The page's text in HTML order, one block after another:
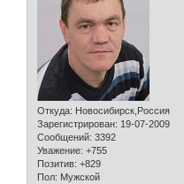
Откуда: Новосибирск,Россия
Зарегистрирован: 19-07-2009
Сообщений: 3392
Уважение: +755
Позитив: +829
Пол: Мужской